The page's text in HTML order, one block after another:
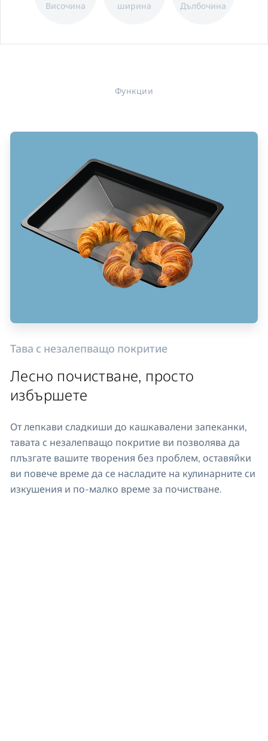
Височина ширина Дълбочина
Функции
Тава с незалепващо покритие
Лесно почистване, просто
избършете
От лепкави сладкиши до кашкавалени запеканки,
тавата с незалепващо покритие ви позволява да
плъзгате вашите творения без проблем, оставяйки
ви повече време да се насладите на кулинарните си
изкушения и по-малко време за почистване.